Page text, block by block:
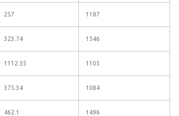
257 1187
323.74 1546
1112.55 1105
375.34 1084
462.1 1496